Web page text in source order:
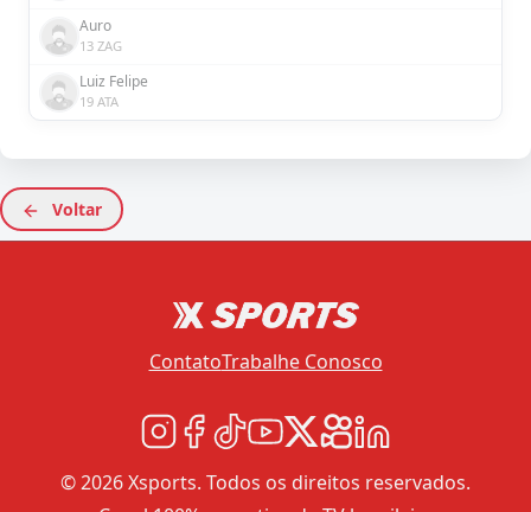
Auro
13 ZAG
Luiz Felipe
19 ATA
Voltar
ContatoTrabalhe Conosco
© 2026 Xsports. Todos os direitos reservados.